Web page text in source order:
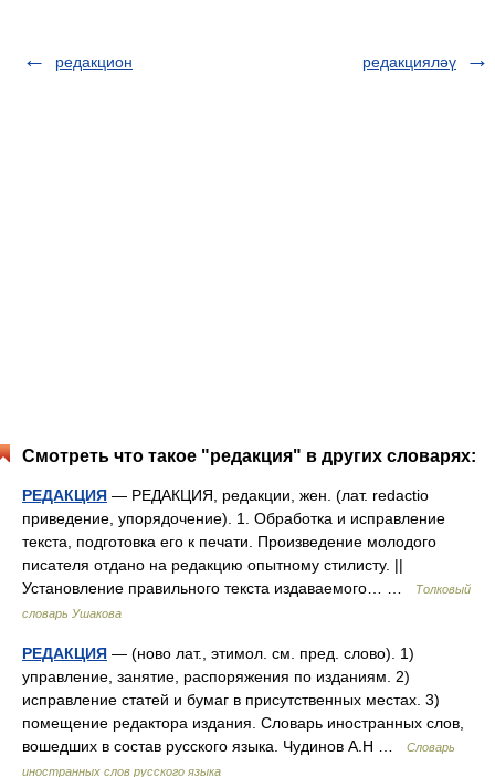
редакцион редакцияләү
Смотреть что такое "редакция" в других словарях:
РЕДАКЦИЯ — РЕДАКЦИЯ, редакции, жен. (лат. redactio
приведение, упорядочение). 1. Обработка и исправление
текста, подготовка его к печати. Произведение молодого
писателя отдано на редакцию опытному стилисту. ||
Установление правильного текста издаваемого… …
Толковый
словарь Ушакова
РЕДАКЦИЯ — (ново лат., этимол. см. пред. слово). 1)
управление, занятие, распоряжения по изданиям. 2)
исправление статей и бумаг в присутственных местах. 3)
помещение редактора издания. Словарь иностранных слов,
вошедших в состав русского языка. Чудинов А.Н …
Словарь
иностранных слов русского языка